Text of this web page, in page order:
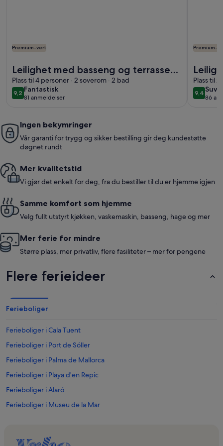
Premium-vert
Leilighet med basseng og terrasse
med fantastisk utsikt.
Plass til 4 personer · 2 soverom · 2 bad
9,29,2 av 10
Fantastisk
fantastisk
81 anmeldelser
(81
Premium-
Plass til 2
9,49,4 av 10
86
(86
Ingen bekymringer
Vår garanti for trygg og sikker bestilling gir deg kundestøtte
døgnet rundt
Mer kvalitetstid
Vi gjør det enkelt for deg, fra du bestiller til du er hjemme igjen
Samme komfort som hjemme
Velg fullt utstyrt kjøkken, vaskemaskin, basseng, hage og mer
Mer ferie for mindre
Større plass, mer privatliv, flere fasiliteter – mer for pengene
Flere ferieideer
Ferieboliger
Ferieboliger i Cala Tuent
Ferieboliger i Port de Sóller
Ferieboliger i Palma de Mallorca
Ferieboliger i Playa d'en Repic
Ferieboliger i Alaró
Ferieboliger i Museu de la Mar
Ferieboliger i Casa Natal de Santa Catalina Thomàs